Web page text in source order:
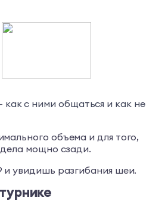
с ними общаться и как не
объема и для того,
мощно сзади.
и увидишь разгибания шеи.